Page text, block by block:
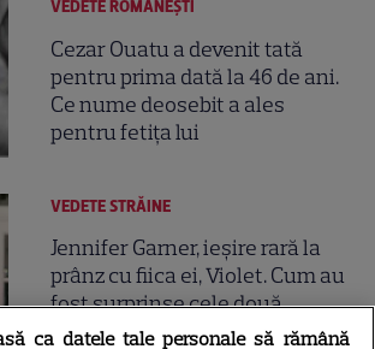
VEDETE ROMÂNEŞTI
Cezar Ouatu a devenit tată
pentru prima dată la 46 de ani.
Ce nume deosebit a ales
pentru fetița lui
VEDETE STRĂINE
Jennifer Garner, ieșire rară la
prânz cu fiica ei, Violet. Cum au
fost surprinse cele două
ca datele tale personale să rămână